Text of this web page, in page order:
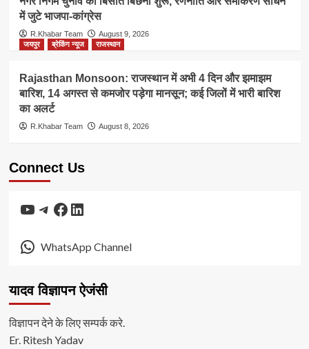
में जुटे भाजपा-कांग्रेस
R.Khabar Team
August 9, 2026
जयपुर
ब्रेकिंग न्यूज राजस्थान
Rajasthan Monsoon: राजस्थान में अभी 4 दिन और झमाझम
बारिश, 14 अगस्त से कमजोर पड़ेगा मानसून; कई जिलों में भारी बारिश
का अलर्ट
R.Khabar Team August 8, 2026
Connect Us
YouTube
Telegram
Facebook
LinkedIn
WhatsApp Channel
यादव विज्ञापन ऐजंसी
विज्ञापन देने के लिए सम्पर्क करे.
Er. Ritesh Yadav